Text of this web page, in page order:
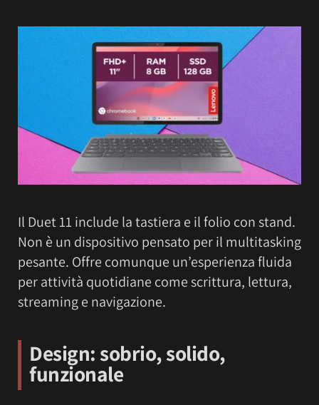
Il Duet 11 include la tastiera e il folio con stand.
Non è un dispositivo pensato per il multitasking
pesante. Offre comunque un’esperienza fluida
per attività quotidiane come scrittura, lettura,
streaming e navigazione.
Design: sobrio, solido,
funzionale